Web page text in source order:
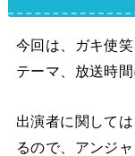
今回は、ガキ使
テーマ、放送時
出演者に関して
るので、アンジ